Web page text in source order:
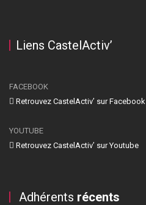
Liens CastelActiv’
FACEBOOK
Retrouvez CastelActiv’ sur Facebook
YOUTUBE
Retrouvez CastelActiv’ sur Youtube
Adhérents récents